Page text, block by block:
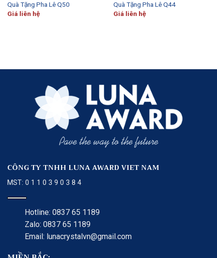
Quà Tặng Pha Lê Q50
Giá liên hệ
Quà Tặng Pha Lê Q44
Giá liên hệ
CÔNG TY TNHH LUNA AWARD VIET NAM
MST: 0 1 1 0 3 9 0 3 8 4
Hotline: 0837 65 1189
Zalo: 0837 65 1189
Email: lunacrystalvn@gmail.com